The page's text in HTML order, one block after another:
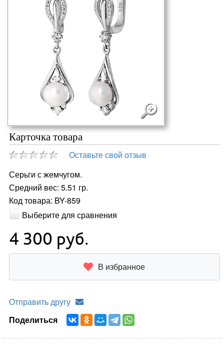
Карточка товара
Оставьте свой отзыв
Серьги с жемчугом.
Средний вес: 5.51 гр.
Код товара: BY-859
Выберите для сравнения
4 300 руб.
В избранное
Отправить другу
Поделиться